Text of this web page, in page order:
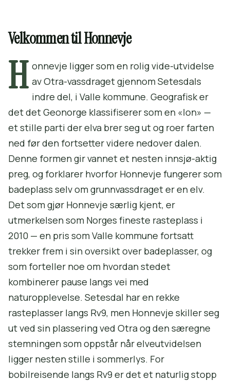
Velkommen til Honnevje
H onnevje ligger som en rolig vide-utvidelse
av Otra-vassdraget gjennom Setesdals
indre del, i Valle kommune. Geografisk er
det det Geonorge klassifiserer som en «lon» —
et stille parti der elva brer seg ut og roer farten
ned før den fortsetter videre nedover dalen.
Denne formen gir vannet et nesten innsjø-aktig
preg, og forklarer hvorfor Honnevje fungerer som
badeplass selv om grunnvassdraget er en elv.
Det som gjør Honnevje særlig kjent, er
utmerkelsen som Norges fineste rasteplass i
2010 — en pris som Valle kommune fortsatt
trekker frem i sin oversikt over badeplasser, og
som forteller noe om hvordan stedet
kombinerer pause langs vei med
naturopplevelse. Setesdal har en rekke
rasteplasser langs Rv9, men Honnevje skiller seg
ut ved sin plassering ved Otra og den særegne
stemningen som oppstår når elveutvidelsen
ligger nesten stille i sommerlys. For
bobilreisende langs Rv9 er det et naturlig stopp